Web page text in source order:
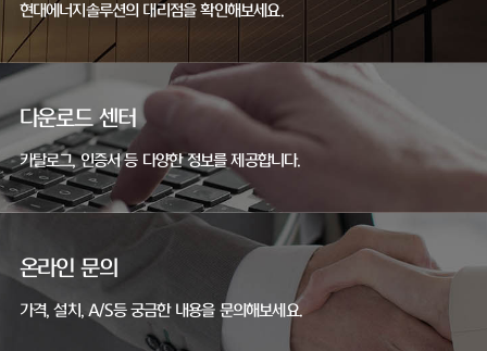
현대에너지솔루션의 대리점을 확인해보세요.
다운로드 센터
카탈로그, 인증서 등 다양한 정보를 제공합니다.
온라인 문의
가격, 설치, A/S등 궁금한 내용을 문의해보세요.